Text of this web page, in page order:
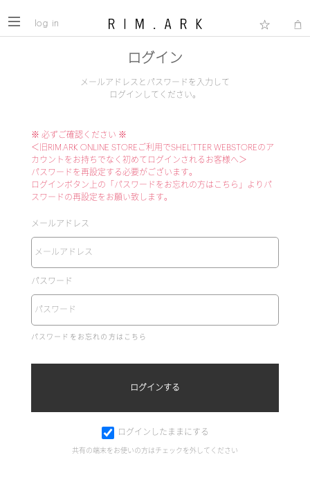
log in
ログイン
メールアドレスとパスワードを入力して
ログインしてください。
※ 必ずご確認ください ※
＜旧RIM.ARK ONLINE STOREご利用でSHEL'TTER WEBSTOREのア
カウントをお持ちでなく初めてログインされるお客様へ＞
パスワードを再設定する必要がございます。
ログインボタン上の「パスワードをお忘れの方はこちら」よりパ
スワードの再設定をお願い致します。
メールアドレス
パスワード
パスワードをお忘れの方はこちら
ログインしたままにする
共有の端末をお使いの方はチェックを外してください